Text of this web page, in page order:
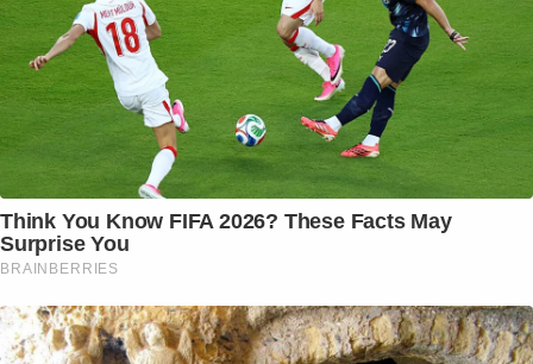
Think You Know FIFA 2026? These Facts May
Surprise You
BRAINBERRIES